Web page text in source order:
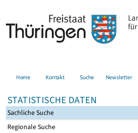
Home Kontakt Suche Newsletter
STATISTISCHE DATEN
Sachliche Suche
Regionale Suche